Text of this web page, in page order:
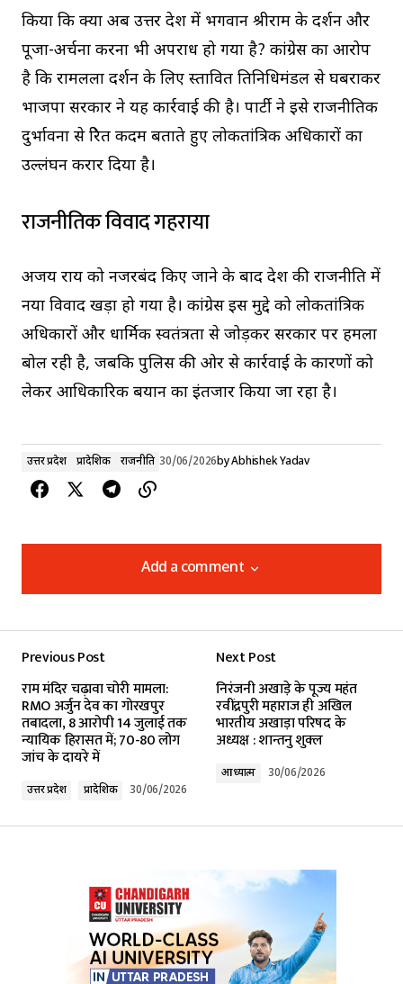
किया कि क्या अब उत्तर प्रदेश में भगवान श्रीराम के दर्शन और
पूजा-अर्चना करना भी अपराध हो गया है? कांग्रेस का आरोप
है कि रामलला दर्शन के लिए प्रस्तावित प्रतिनिधिमंडल से घबराकर
भाजपा सरकार ने यह कार्रवाई की है। पार्टी ने इसे राजनीतिक
दुर्भावना से प्रेरित कदम बताते हुए लोकतांत्रिक अधिकारों का
उल्लंघन करार दिया है।
राजनीतिक विवाद गहराया
अजय राय को नजरबंद किए जाने के बाद प्रदेश की राजनीति में
नया विवाद खड़ा हो गया है। कांग्रेस इस मुद्दे को लोकतांत्रिक
अधिकारों और धार्मिक स्वतंत्रता से जोड़कर सरकार पर हमला
बोल रही है, जबकि पुलिस की ओर से कार्रवाई के कारणों को
लेकर आधिकारिक बयान का इंतजार किया जा रहा है।
उत्तर प्रदेश प्रादेशिक राजनीति 30/06/2026byAbhishek Yadav
Add a comment
Add a comment
Required fields are marked*
Comment*
Your E-mail*
Submit Comment
Previous Post
राम मंदिर चढ़ावा चोरी मामला:
RMO अर्जुन देव का गोरखपुर
तबादला, 8 आरोपी 14 जुलाई तक
न्यायिक हिरासत में; 70-80 लोग
जांच के दायरे में
उत्तर प्रदेश प्रादेशिक 30/06/2026
Next Post
निरंजनी अखाड़े के पूज्य महंत
रवींद्रपुरी महाराज ही अखिल
भारतीय अखाड़ा परिषद के
अध्यक्ष : शान्तनु शुक्ल
आध्यात्म 30/06/2026